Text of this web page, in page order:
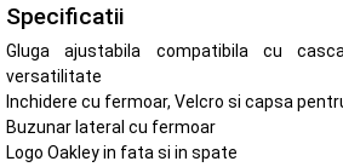
Specificatii
Gluga ajustabila compatibila cu
versatilitate
Inchidere cu fermoar, Velcro si capsa
Buzunar lateral cu fermoar
Logo Oakley in fata si in spate